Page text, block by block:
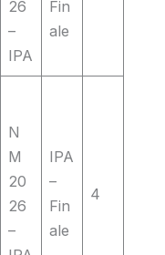
26
–
IPA
Fin
ale
N
M
20
26
–
IPA
–
Fin
ale
4